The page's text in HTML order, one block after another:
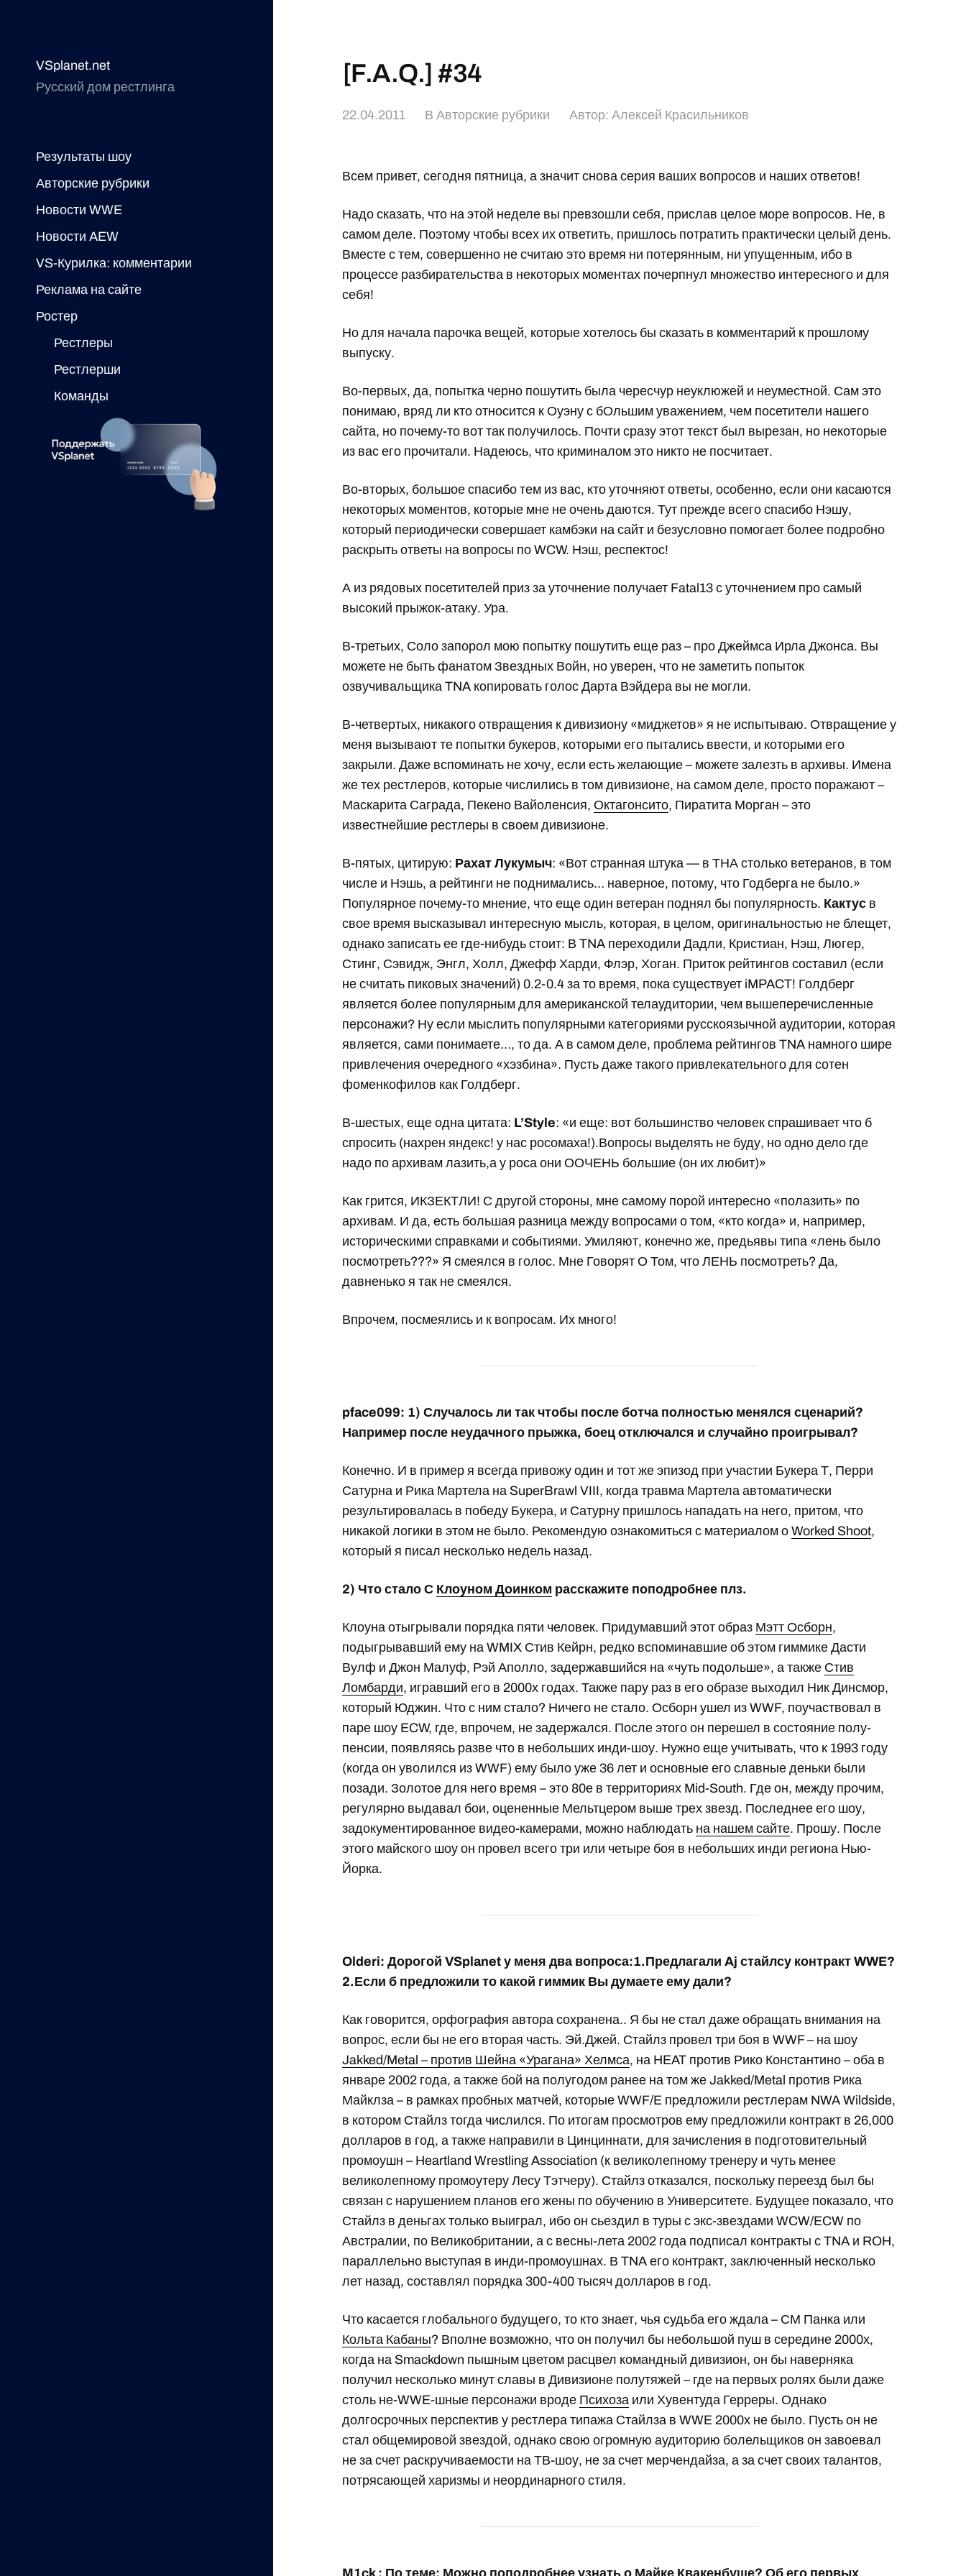
VSplanet.net
Русский дом рестлинга
Результаты шоу
Авторские рубрики
Новости WWE
Новости AEW
VS-Курилка: комментарии
Реклама на сайте
Ростер
Рестлеры
Рестлерши
Команды
[F.A.Q.] #34
22.04.2011 ВАвторские рубрики Автор:Алексей Красильников
Всем привет, сегодня пятница, а значит снова серия ваших вопросов и наших ответов!
Надо сказать, что на этой неделе вы превзошли себя, прислав целое море вопросов. Не, в
самом деле. Поэтому чтобы всех их ответить, пришлось потратить практически целый день.
Вместе с тем, совершенно не считаю это время ни потерянным, ни упущенным, ибо в
процессе разбирательства в некоторых моментах почерпнул множество интересного и для
себя!
Но для начала парочка вещей, которые хотелось бы сказать в комментарий к прошлому
выпуску.
Во-первых, да, попытка черно пошутить была чересчур неуклюжей и неуместной. Сам это
понимаю, вряд ли кто относится к Оуэну с бОльшим уважением, чем посетители нашего
сайта, но почему-то вот так получилось. Почти сразу этот текст был вырезан, но некоторые
из вас его прочитали. Надеюсь, что криминалом это никто не посчитает.
Во-вторых, большое спасибо тем из вас, кто уточняют ответы, особенно, если они касаются
некоторых моментов, которые мне не очень даются. Тут прежде всего спасибо Нэшу,
который периодически совершает камбэки на сайт и безусловно помогает более подробно
раскрыть ответы на вопросы по WCW. Нэш, респектос!
А из рядовых посетителей приз за уточнение получает Fatal13 с уточнением про самый
высокий прыжок-атаку. Ура.
В-третьих, Соло запорол мою попытку пошутить еще раз – про Джеймса Ирла Джонса. Вы
можете не быть фанатом Звездных Войн, но уверен, что не заметить попыток
озвучивальщика TNA копировать голос Дарта Вэйдера вы не могли.
В-четвертых, никакого отвращения к дивизиону «миджетов» я не испытываю. Отвращение у
меня вызывают те попытки букеров, которыми его пытались ввести, и которыми его
закрыли. Даже вспоминать не хочу, если есть желающие – можете залезть в архивы. Имена
же тех рестлеров, которые числились в том дивизионе, на самом деле, просто поражают –
Маскарита Саграда, Пекено Вайоленсия,Октагонсито, Пиратита Морган – это
известнейшие рестлеры в своем дивизионе.
В-пятых, цитирую: Рахат Лукумыч: «Вот странная штука — в ТНА столько ветеранов, в том
числе и Нэшь, а рейтинги не поднимались… наверное, потому, что Годберга не было.»
Популярное почему-то мнение, что еще один ветеран поднял бы популярность. Кактус в
свое время высказывал интересную мысль, которая, в целом, оригинальностью не блещет,
однако записать ее где-нибудь стоит: В TNA переходили Дадли, Кристиан, Нэш, Люгер,
Стинг, Сэвидж, Энгл, Холл, Джефф Харди, Флэр, Хоган. Приток рейтингов составил (если
не считать пиковых значений) 0.2-0.4 за то время, пока существует iMPACT! Голдберг
является более популярным для американской телаудитории, чем вышеперечисленные
персонажи? Ну если мыслить популярными категориями русскоязычной аудитории, которая
является, сами понимаете…, то да. А в самом деле, проблема рейтингов TNA намного шире
привлечения очередного «хэзбина». Пусть даже такого привлекательного для сотен
фоменкофилов как Голдберг.
В-шестых, еще одна цитата: L’Style: «и еще: вот большинство человек спрашивает что б
спросить (нахрен яндекс! у нас росомаха!).Вопросы выделять не буду, но одно дело где
надо по архивам лазить,а у роса они ООЧЕНЬ большие (он их любит)»
Как грится, ИКЗЕКТЛИ! С другой стороны, мне самому порой интересно «полазить» по
архивам. И да, есть большая разница между вопросами о том, «кто когда» и, например,
историческими справками и событиями. Умиляют, конечно же, предьявы типа «лень было
посмотреть???» Я смеялся в голос. Мне Говорят О Том, что ЛЕНЬ посмотреть? Да,
давненько я так не смеялся.
Впрочем, посмеялись и к вопросам. Их много!
pface099: 1) Случалось ли так чтобы после ботча полностью менялся сценарий?
Например после неудачного прыжка, боец отключался и случайно проигрывал?
Конечно. И в пример я всегда привожу один и тот же эпизод при участии Букера Т, Перри
Сатурна и Рика Мартела на SuperBrawl VIII, когда травма Мартела автоматически
результировалась в победу Букера, и Сатурну пришлось нападать на него, притом, что
никакой логики в этом не было. Рекомендую ознакомиться с материалом оWorked Shoot,
который я писал несколько недель назад.
2) Что стало С Клоуном Доинком расскажите поподробнее плз.
Клоуна отыгрывали порядка пяти человек. Придумавший этот образ Мэтт Осборн,
подыгрывавший ему на WMIX Стив Кейрн, редко вспоминавшие об этом гиммике Дасти
Вулф и Джон Малуф, Рэй Аполло, задержавшийся на «чуть подольше», а также Стив
Ломбарди, игравший его в 2000х годах. Также пару раз в его образе выходил Ник Динсмор,
который Юджин. Что с ним стало? Ничего не стало. Осборн ушел из WWF, поучаствовал в
паре шоу ECW, где, впрочем, не задержался. После этого он перешел в состояние полу-
пенсии, появляясь разве что в небольших инди-шоу. Нужно еще учитывать, что к 1993 году
(когда он уволился из WWF) ему было уже 36 лет и основные его славные деньки были
позади. Золотое для него время – это 80е в территориях Mid-South. Где он, между прочим,
регулярно выдавал бои, оцененные Мельтцером выше трех звезд. Последнее его шоу,
задокументированное видео-камерами, можно наблюдать на нашем сайте. Прошу. После
этого майского шоу он провел всего три или четыре боя в небольших инди региона Нью-
Йорка.
Olderi: Дорогой VSplanet у меня два вопроса:1.Предлагали Aj стайлсу контракт WWE?
2.Если б предложили то какой гиммик Вы думаете ему дали?
Как говорится, орфография автора сохранена.. Я бы не стал даже обращать внимания на
вопрос, если бы не его вторая часть. Эй.Джей. Стайлз провел три боя в WWF – на шоу
Jakked/Metal – против Шейна «Урагана» Хелмса, на HEAT против Рико Константино – оба в
январе 2002 года, а также бой на полугодом ранее на том же Jakked/Metal против Рика
Майклза – в рамках пробных матчей, которые WWF/E предложили рестлерам NWA Wildside,
в котором Стайлз тогда числился. По итогам просмотров ему предложили контракт в 26,000
долларов в год, а также направили в Цинциннати, для зачисления в подготовительный
промоушн – Heartland Wrestling Association (к великолепному тренеру и чуть менее
великолепному промоутеру Лесу Тэтчеру). Стайлз отказался, поскольку переезд был бы
связан с нарушением планов его жены по обучению в Университете. Будущее показало, что
Стайлз в деньгах только выиграл, ибо он сьездил в туры с экс-звездами WCW/ECW по
Австралии, по Великобритании, а с весны-лета 2002 года подписал контракты с TNA и ROH,
параллельно выступая в инди-промоушнах. В TNA его контракт, заключенный несколько
лет назад, составлял порядка 300-400 тысяч долларов в год.
Что касается глобального будущего, то кто знает, чья судьба его ждала – СМ Панка или
Кольта Кабаны? Вполне возможно, что он получил бы небольшой пуш в середине 2000х,
когда на Smackdown пышным цветом расцвел командный дивизион, он бы наверняка
получил несколько минут славы в Дивизионе полутяжей – где на первых ролях были даже
столь не-WWE-шные персонажи вроде Психоза или Хувентуда Герреры. Однако
долгосрочных перспектив у рестлера типажа Стайлза в WWE 2000х не было. Пусть он не
стал общемировой звездой, однако свою огромную аудиторию болельщиков он завоевал
не за счет раскручиваемости на ТВ-шоу, не за счет мерчендайза, а за счет своих талантов,
потрясающей харизмы и неординарного стиля.
M1ck : По теме: Можно поподробнее узнать о Майке Квакенбуше? Об его первых